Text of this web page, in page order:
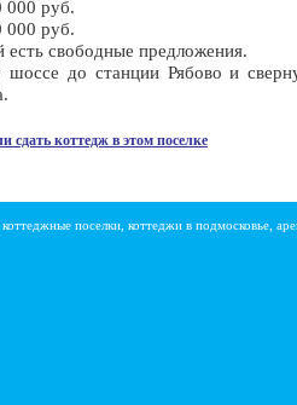
руб.
руб.
свободные предложения.
до станции Рябово и
сдать коттедж в этом поселке
поселки, коттеджи в подмосковье,